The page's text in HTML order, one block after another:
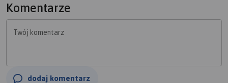
Komentarze
Twój komentarz
dodaj komentarz